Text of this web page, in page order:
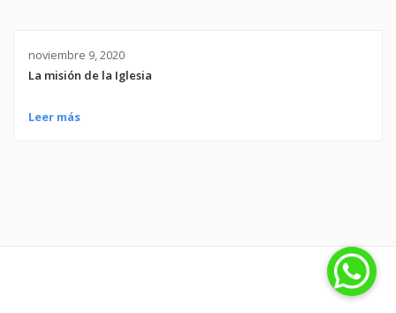
noviembre 9, 2020
La misión de la Iglesia
Leer más